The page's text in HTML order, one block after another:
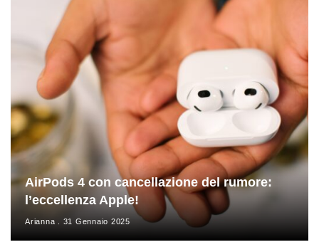
AirPods 4 con cancellazione del rumore:
l’eccellenza Apple!
Arianna 31 Gennaio 2025